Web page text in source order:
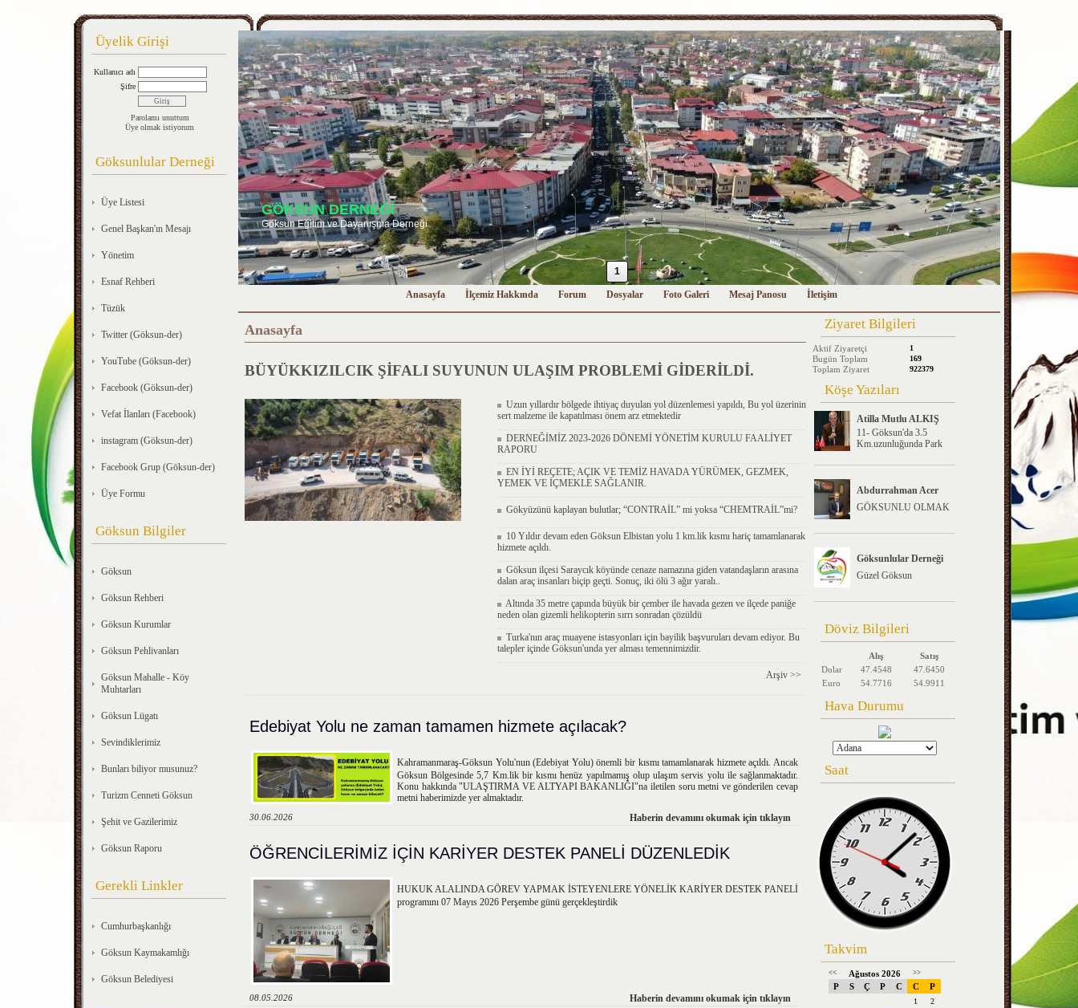
Üyelik Girişi
Kullanıcı adı
Şifre
Parolamı unuttum
Üye olmak istiyorum
Göksunlular Derneği
Üye Listesi
Genel Başkan'ın Mesajı
Yönetim
Esnaf Rehberi
Tüzük
Twitter (Göksun-der)
YouTube (Göksun-der)
Facebook (Göksun-der)
Vefat İlanları (Facebook)
instagram (Göksun-der)
Facebook Grup (Göksun-der)
Üye Formu
Göksun Bilgiler
Göksun
Göksun Rehberi
Göksun Kurumlar
Göksun Pehlivanları
Göksun Mahalle - Köy
Muhtarları
Göksun Lügatı
Sevindiklerimiz
Bunları biliyor musunuz?
Turizm Cenneti Göksun
Şehit ve Gazilerimiz
Göksun Raporu
Gerekli Linkler
Cumhurbaşkanlığı
Göksun Kaymakamlığı
Göksun Belediyesi
GÖKSUN DERNEĞİ
Göksun Eğitim ve Dayanışma Derneği
1
Anasayfa İlçemiz Hakkında Forum Dosyalar Foto Galeri Mesaj Panosu İletişim
Anasayfa
BÜYÜKKIZILCIK ŞİFALI SUYUNUN ULAŞIM PROBLEMİ GİDERİLDİ.
Uzun yıllardır bölgede ihtiyaç duyulan yol düzenlemesi yapıldı, Bu yol üzerinin
sert malzeme ile kapatılması önem arz etmektedir
DERNEĞİMİZ 2023-2026 DÖNEMİ YÖNETİM KURULU FAALİYET
RAPORU
EN İYİ REÇETE; AÇIK VE TEMİZ HAVADA YÜRÜMEK, GEZMEK,
YEMEK VE İÇMEKLE SAĞLANIR.
Gökyüzünü kaplayan bulutlar; “CONTRAİL” mi yoksa “CHEMTRAİL”mi?
10 Yıldır devam eden Göksun Elbistan yolu 1 km.lik kısmı hariç tamamlanarak
hizmete açıldı.
Göksun ilçesi Saraycık köyünde cenaze namazına giden vatandaşların arasına
dalan araç insanları biçip geçti. Sonuç, iki ölü 3 ağır yaralı..
Altında 35 metre çapında büyük bir çember ile havada gezen ve ilçede paniğe
neden olan gizemli helikopterin sırrı sonradan çözüldü
Turka'nın araç muayene istasyonları için bayilik başvuruları devam ediyor. Bu
talepler içinde Göksun'unda yer alması temennimizdir.
Arşiv >>
Edebiyat Yolu ne zaman tamamen hizmete açılacak?
Kahramanmaraş-Göksun Yolu'nun (Edebiyat Yolu) önemli bir kısmı tamamlanarak hizmete açıldı. Ancak
Göksun Bölgesinde 5,7 Km.lik bir kısmı henüz yapılmamış olup ulaşım servis yolu ile sağlanmaktadır.
Konu hakkında "ULAŞTIRMA VE ALTYAPI BAKANLIĞI"na iletilen soru metni ve gönderilen cevap
metni haberimizde yer almaktadır.
30.06.2026 Haberin devamını okumak için tıklayın
ÖĞRENCİLERİMİZ İÇİN KARİYER DESTEK PANELİ DÜZENLEDİK
HUKUK ALALINDA GÖREV YAPMAK İSTEYENLERE YÖNELİK KARİYER DESTEK PANELİ
programını 07 Mayıs 2026 Perşembe günü gerçekleştirdik
08.05.2026 Haberin devamını okumak için tıklayın
Ziyaret Bilgileri
Aktif Ziyaretçi 1
Bugün Toplam 169
Toplam Ziyaret 922379
Köşe Yazıları
Atilla Mutlu ALKIŞ
11- Göksun'da 3.5
Km.uzunluğunda Park
Abdurrahman Acer
GÖKSUNLU OLMAK
Göksunlular Derneği
Güzel Göksun
Döviz Bilgileri
Alış
Satış
Dolar
47.4548
47.6450
Euro
54.7716 54.9911
Hava Durumu
Saat
Takvim
<< Ağustos 2026 >>
P S Ç P C C P
1
2